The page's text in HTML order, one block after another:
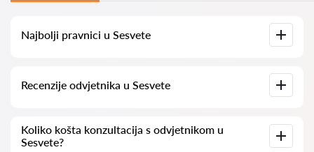
Najbolji pravnici u Sesvete
informacijama. Cijene, recenzije, telefonski brojevi i adrese.
Recenzije odvjetnika u Sesvete
odvjetnicima. Ne brišemo negativne recenzije niti postoji
mogućnost njihovog lažnog povećavanja.
Koliko košta konzultacija s odvjetnikom u
Sesvete?